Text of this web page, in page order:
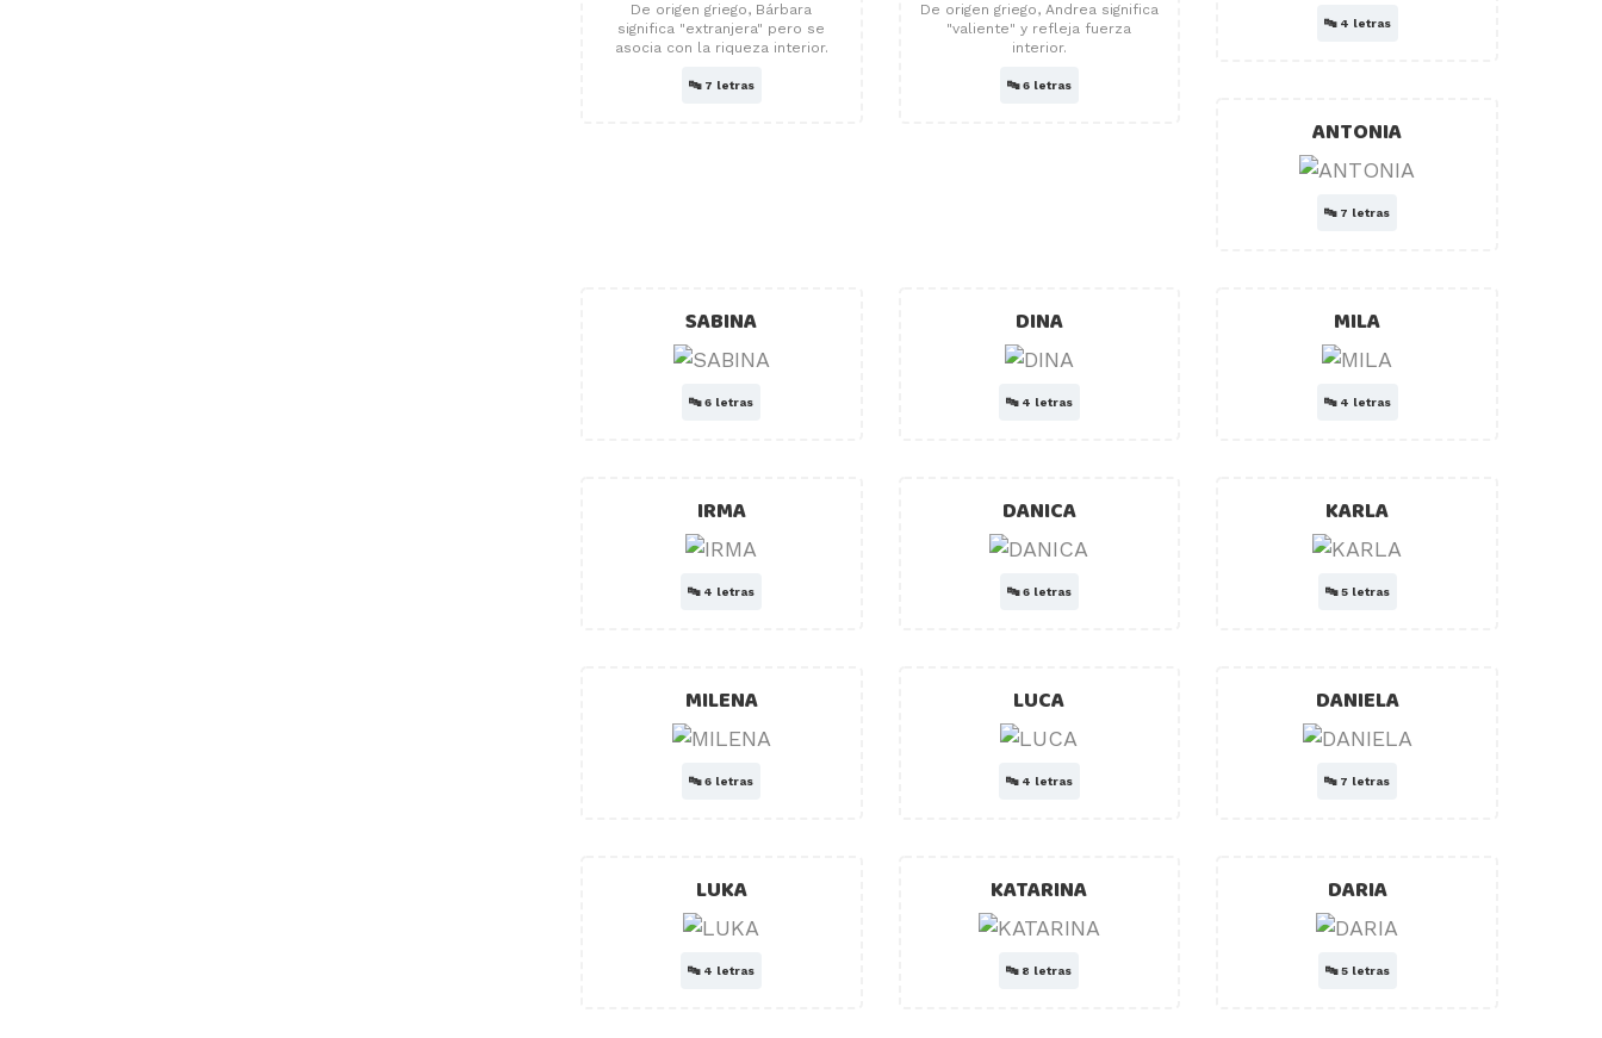
De origen griego, Bárbara
significa "extranjera" pero se
asocia con la riqueza interior.
🔤 7 letras
De origen griego, Andrea significa
"valiente" y refleja fuerza
interior.
🔤6 letras
🔤 4 letras
ANTONIA
🔤 7 letras
SABINA
🔤6 letras
DINA
🔤 4 letras
MILA
🔤 4 letras
IRMA
🔤 4 letras
DANICA
🔤6 letras
KARLA
🔤5 letras
MILENA
🔤6 letras
LUCA
🔤 4 letras
DANIELA
🔤 7 letras
LUKA
🔤 4 letras
KATARINA
🔤 8 letras
DARIA
🔤5 letras